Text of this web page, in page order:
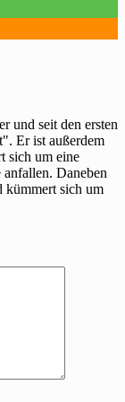
und seit den ersten
Er ist außerdem
sich um eine
Daneben
kümmert sich um